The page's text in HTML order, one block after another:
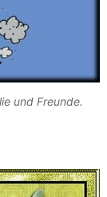
und Freunde.